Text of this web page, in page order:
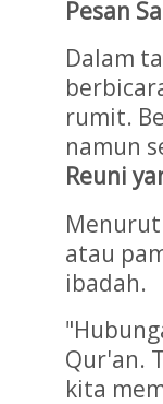
Pesan
Dalam
rumit.
namun
Reuni
atau
ibadah.
Qur'an.
kita